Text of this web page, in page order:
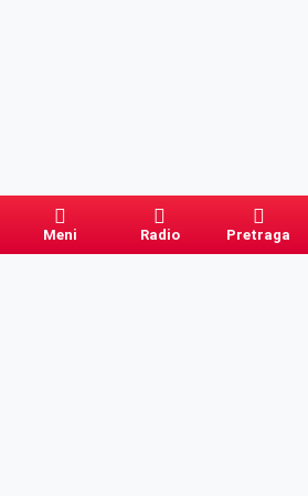
Meni Radio Pretraga